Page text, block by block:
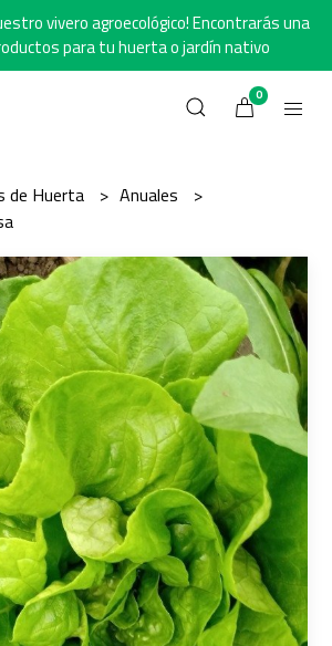
vivero agroecológico! Encontrarás una
para tu huerta o jardín nativo
0
de Huerta
Anuales